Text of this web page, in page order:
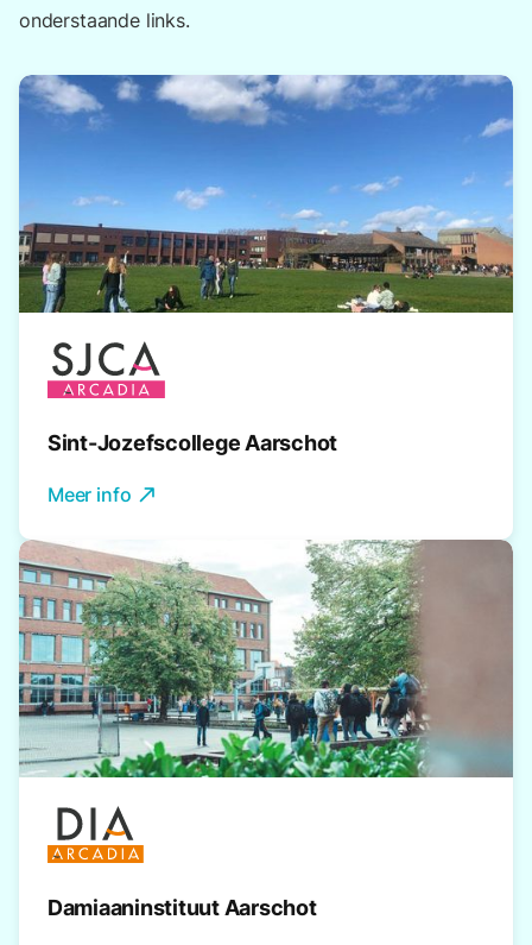
onderstaande links.
Sint-Jozefscollege Aarschot
Meer info north_east
Damiaaninstituut Aarschot